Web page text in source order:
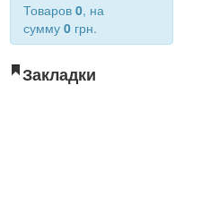
Товаров0, на
сумму0 грн.
Закладки